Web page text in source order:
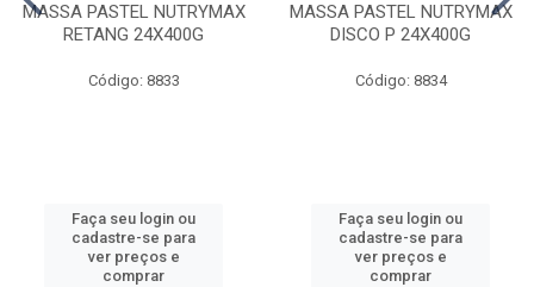
MASSA PASTEL NUTRYMAX
RETANG 24X400G
Código: 8833
Faça seu login ou
cadastre-se para
ver preços e
comprar
MASSA PASTEL NUTRYMAX
DISCO P 24X400G
Código: 8834
Faça seu login ou
cadastre-se para
ver preços e
comprar